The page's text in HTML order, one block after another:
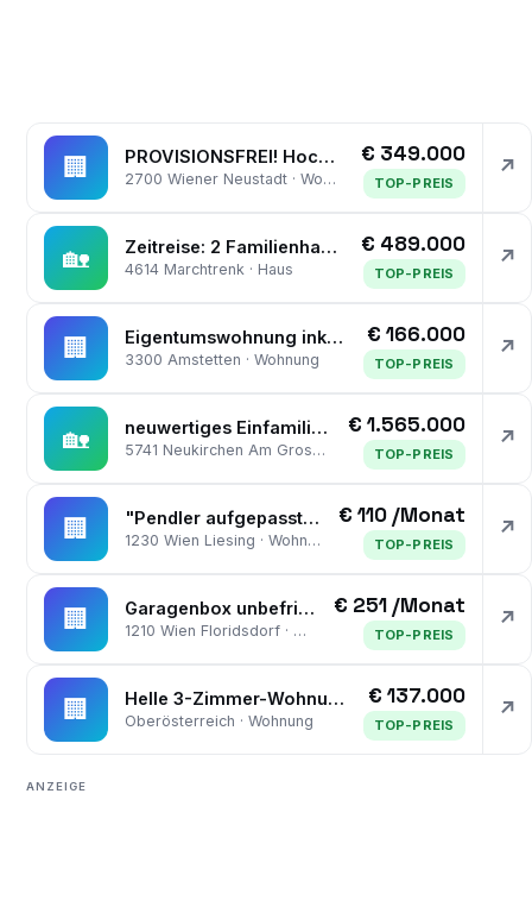
🏢 PROVISIONSFREI! Hochwertig konzipierte 3-Zimmer-Wohnung mit Garten | Offene Wohnküche, Schrankraum | Tiefgarage
2700 Wiener Neustadt · Wohnung
€ 349.000
TOP-PREIS
↗
🏡 Zeitreise: 2 Familienhaus mit Potential! Innenpool, Sauna ,3 Garagen!!
4614 Marchtrenk · Haus
€ 489.000
TOP-PREIS
↗
🏢 Eigentumswohnung inkl. Tiefgaragenparkplatz im Zentrum von Amstetten!
3300 Amstetten · Wohnung
€ 166.000
TOP-PREIS
↗
🏡 neuwertiges Einfamilienhaus mit Tiefgarage; Baujahr 2023
5741 Neukirchen Am Grossvenediger · Haus
€ 1.565.000
TOP-PREIS
↗
🏢 "Pendler aufgepasst - KFZ- Garagenplätze zu vermieten"
1230 Wien Liesing · Wohnung
€ 110 /Monat
TOP-PREIS
↗
🏢 Garagenbox unbefristet zu mieten - Nähe Floridsdorfer Spitz und Bahnhof Floridsdorf
1210 Wien Floridsdorf · Wohnung
€ 251 /Monat
TOP-PREIS
↗
🏢 Helle 3-Zimmer-Wohnung mit Loggia, Lift und Pkw-Stellplatz
Oberösterreich · Wohnung
€ 137.000
TOP-PREIS
↗
ANZEIGE